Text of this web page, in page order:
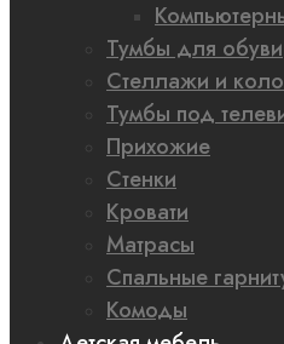
Тумбы для обуви
Стеллажи и
Тумбы под
Прихожие
Стенки
Кровати
Матрасы
Спальные
Комоды